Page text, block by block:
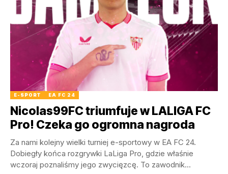
E-SPORT EA FC 24
Nicolas99FC triumfuje w LALIGA FC
Pro! Czeka go ogromna nagroda
Za nami kolejny wielki turniej e-sportowy w EA FC 24.
Dobiegły końca rozgrywki LaLiga Pro, gdzie właśnie
wczoraj poznaliśmy jego zwycięzcę. To zawodnik...